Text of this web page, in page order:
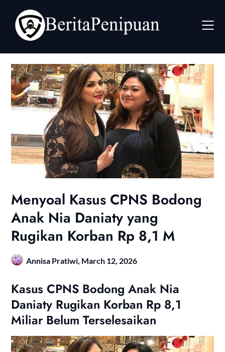
content
Menyoal Kasus CPNS Bodong
Anak Nia Daniaty yang
Rugikan Korban Rp 8,1 M
Annisa Pratiwi, March 12, 2026
Kasus CPNS Bodong Anak Nia
Daniaty Rugikan Korban Rp 8,1
Miliar Belum Terselesaikan